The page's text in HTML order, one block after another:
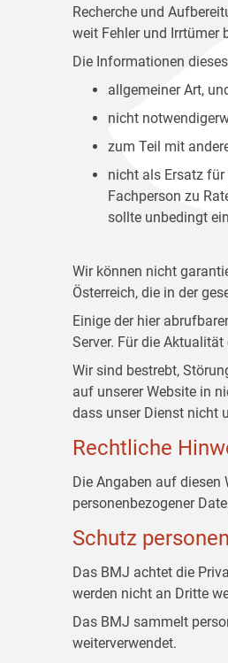
Recherche und
weit Fehler und Irrtümer
Die Informationen
allgemeiner Art,
nicht
zum Teil mit
nicht als Ersatz für
Fachperson zu
sollte unbedingt
Wir können nicht
Österreich, die in der
Einige der hier
Server. Für die
Wir sind bestrebt,
auf unserer Website in
dass unser Dienst nicht
Rechtliche
Die Angaben auf diesen
personenbezogener
Schutz
Das BMJ achtet die
werden nicht an Dritte
Das BMJ sammelt
weiterverwendet.